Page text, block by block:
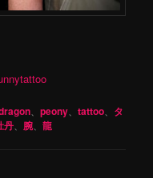
、peony 、tattoo
タ
丹 腕 、龍